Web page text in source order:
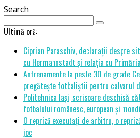
Search
Ultimă oră:
Ciprian Paraschiv, declarații despre
cu Hermannstadt și relația cu
Antrenamente la peste 30 de grade
pregătește fotbaliștii pentru calvarul
Politehnica Iași, scrisoare deschisă
fotbalului românesc, european și
O repriză executați de arbitru, o
joc